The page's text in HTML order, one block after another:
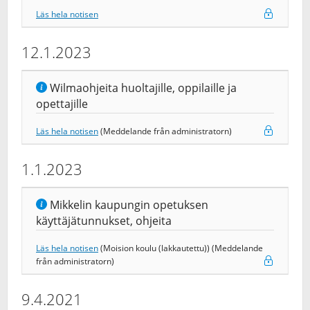
Läs hela notisen
12.1.2023
Wilmaohjeita huoltajille, oppilaille ja
opettajille
Läs hela notisen(Meddelande från administratorn)
1.1.2023
Mikkelin kaupungin opetuksen
käyttäjätunnukset, ohjeita
Läs hela notisen(Moision koulu (lakkautettu)) (Meddelande
från administratorn)
9.4.2021